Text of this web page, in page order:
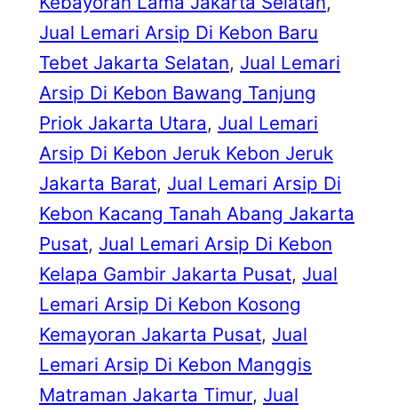
Jual Lemari Arsip Di Kebon Baru
Tebet Jakarta Selatan, Jual Lemari
Arsip Di Kebon Bawang Tanjung
Priok Jakarta Utara, Jual Lemari
Arsip Di Kebon Jeruk Kebon Jeruk
Jakarta Barat, Jual Lemari Arsip Di
Kebon Kacang Tanah Abang Jakarta
Pusat, Jual Lemari Arsip Di Kebon
Kelapa Gambir Jakarta Pusat, Jual
Lemari Arsip Di Kebon Kosong
Kemayoran Jakarta Pusat, Jual
Lemari Arsip Di Kebon Manggis
Matraman Jakarta Timur, Jual